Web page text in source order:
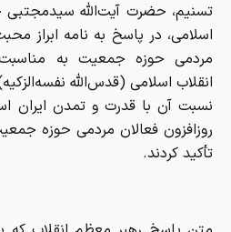
تسنیم، حضرت آیت‌الله سیدمجتبی
اسلامی، در پاسخ به نامه ابراز
مردمی حوزه جمعیت به
انقلاب اسلامی (قدس‌الله
نسبت آن با قدرت و تمدن ایران
روزافزون فعالان مردمی حوزه
تأکید کردند.